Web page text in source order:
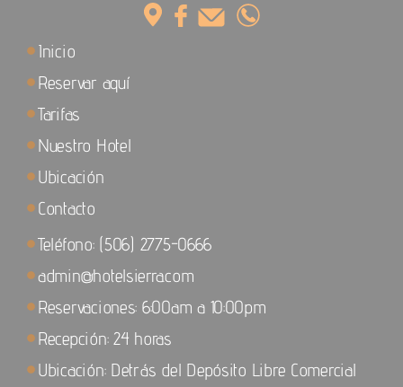
Inicio
Reservar aquí
Tarifas
Nuestro Hotel
Ubicación
Contacto
Teléfono: (506) 2775-0666
admin@hotelsierra.com
Reservaciones: 6:00am a 10:00pm
Recepción: 24 horas
Ubicación: Detrás del Depósito Libre Comercial